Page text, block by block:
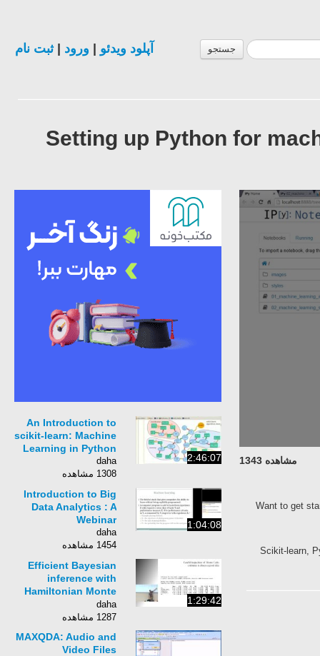
جستجو آپلود ویدئو| ورود| ثبت نام
Setting up Python for
مشاهده 1343
Want to get
Scikit-
2:46:07
An Introduction to
scikit-learn: Machine
Learning in Python
daha
1308 مشاهده
1:04:08
Introduction to Big
Data Analytics : A
Webinar
daha
1454 مشاهده
1:29:42
Efficient Bayesian
inference with
Hamiltonian Monte
Carlo -- Michael
Betancourt (Part 1)
daha
1287 مشاهده
MAXQDA: Audio and
Video Files